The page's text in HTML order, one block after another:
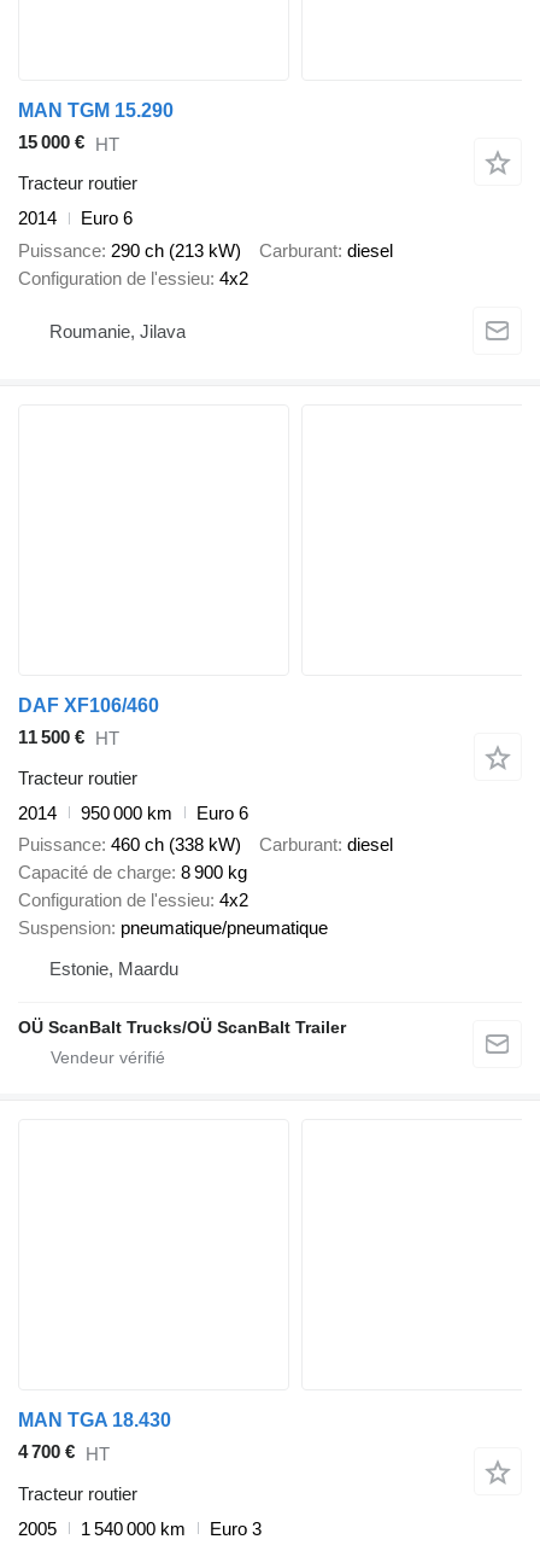
MAN TGM 15.290
15 000 € HT
Tracteur routier
2014
Euro 6
Puissance 290 ch (213 kW) Carburant diesel
Configuration de l'essieu 4x2
Roumanie, Jilava
DAF XF106/460
11 500 € HT
Tracteur routier
2014
950 000 km
Euro 6
Puissance 460 ch (338 kW) Carburant diesel
Capacité de charge 8 900 kg
Configuration de l'essieu 4x2
Suspension pneumatique/pneumatique
Estonie, Maardu
OÜ ScanBalt Trucks/OÜ ScanBalt Trailer
MAN TGA 18.430
4 700 € HT
Tracteur routier
2005
1 540 000 km
Euro 3